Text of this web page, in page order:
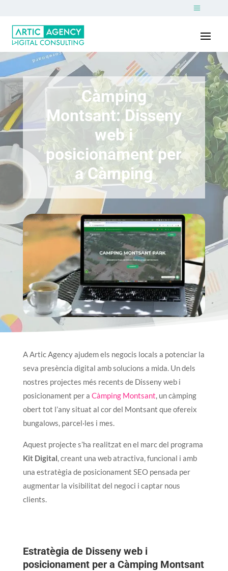
Càmping
Montsant: Disseny
web i
posicionament per
a Càmping
A Artic Agency ajudem els negocis locals a potenciar la
seva presència digital amb solucions a mida. Un dels
nostres projectes més recents de Disseny web i
posicionament per a Càmping Montsant, un càmping
obert tot l’any situat al cor del Montsant que ofereix
bungalows, parcel·les i mes.
Aquest projecte s’ha realitzat en el marc del programa
Kit Digital, creant una web atractiva, funcional i amb
una estratègia de posicionament SEO pensada per
augmentar la visibilitat del negoci i captar nous
clients.
Estratègia de Disseny web i
posicionament per a Càmping Montsant